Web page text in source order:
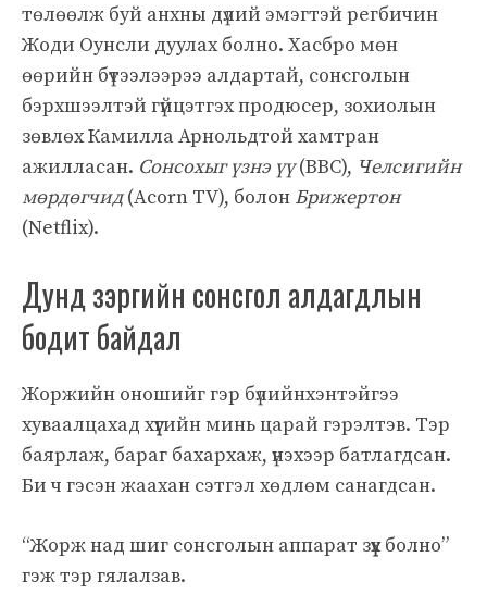
төлөөлж буй анхны дүлий эмэгтэй регбичин
Жоди Оунсли дуулах болно. Хасбро мөн
өөрийн бүтээлээрээ алдартай, сонсголын
бэрхшээлтэй гүйцэтгэх продюсер, зохиолын
зөвлөх Камилла Арнольдтой хамтран
ажилласан. Сонсохыг үзнэ үү(BBC), Челсигийн
мөрдөгчид(Acorn TV), болон Брижертон
(Netflix).
Дунд зэргийн сонсгол алдагдлын
бодит байдал
Жоржийн оношийг гэр бүлийнхэнтэйгээ
хуваалцахад хүүгийн минь царай гэрэлтэв. Тэр
баярлаж, бараг бахархаж, үнэхээр батлагдсан.
Би ч гэсэн жаахан сэтгэл хөдлөм санагдсан.
“Жорж над шиг сонсголын аппарат зүүх болно”
гэж тэр гялалзав.